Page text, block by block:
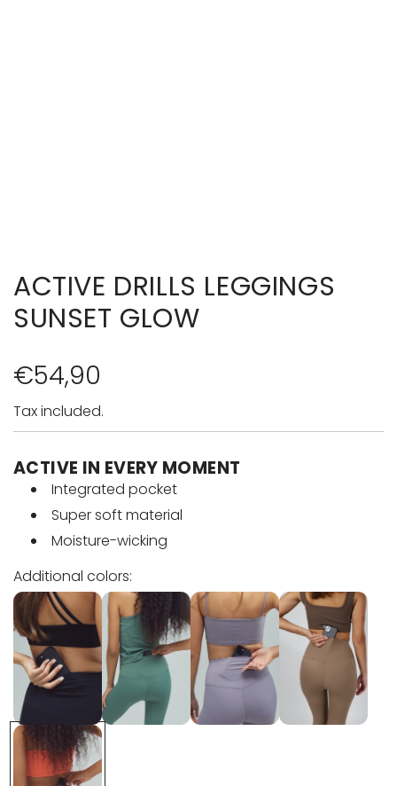
ACTIVE DRILLS LEGGINGS
SUNSET GLOW
R
e
g
a
r
p
i
c
€54,90
Tax included.
ACTIVE IN EVERY MOMENT
Integrated pocket
Super soft material
Moisture-wicking
Additional colors: